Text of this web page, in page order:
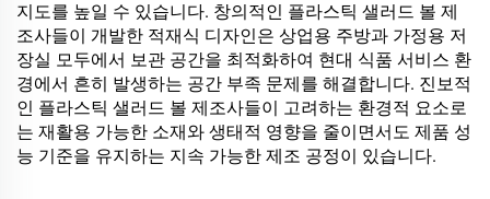
지도를 높일 수 있습니다. 창의적인 플라스틱 샐러드 볼 제
조사들이 개발한 적재식 디자인은 상업용 주방과 가정용 저
장실 모두에서 보관 공간을 최적화하여 현대 식품 서비스 환
경에서 흔히 발생하는 공간 부족 문제를 해결합니다. 진보적
인 플라스틱 샐러드 볼 제조사들이 고려하는 환경적 요소로
는 재활용 가능한 소재와 생태적 영향을 줄이면서도 제품 성
능 기준을 유지하는 지속 가능한 제조 공정이 있습니다.